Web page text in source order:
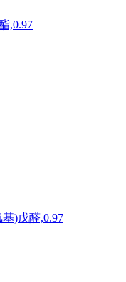
,0.97
)戊醛,0.97